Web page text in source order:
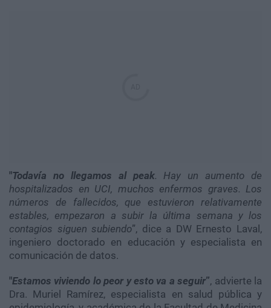
"Todavía no llegamos al peak. Hay un aumento de
hospitalizados en UCI, muchos enfermos graves. Los
números de fallecidos, que estuvieron relativamente
estables, empezaron a subir la última semana y los
contagios siguen subiendo”, dice a DW Ernesto Laval,
ingeniero doctorado en educación y especialista en
comunicación de datos.
"Estamos viviendo lo peor y esto va a seguir”, advierte la
Dra. Muriel Ramírez, especialista en salud pública y